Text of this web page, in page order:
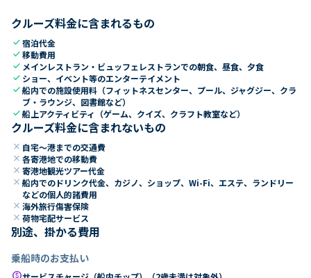
クルーズ料金に含まれるもの
check宿泊代金
check移動費用
check メインレストラン・ビュッフェレストランでの朝食、昼食、夕食
check ショー、イベント等のエンターテイメント
check船内での施設使用料（フィットネスセンター、プール、ジャグジー、クラ
ブ・ラウンジ、図書館など）
check船上アクティビティ（ゲーム、クイズ、クラフト教室など）
クルーズ料金に含まれないもの
close 自宅～港までの交通費
close 各寄港地での移動費
close 寄港地観光ツアー代金
close 船内でのドリンク代金、カジノ、ショップ、Wi-Fi、エステ、ランドリー
などの個人的諸費用
close 海外旅行傷害保険
close 荷物宅配サービス
別途、掛かる費用
乗船時のお支払い